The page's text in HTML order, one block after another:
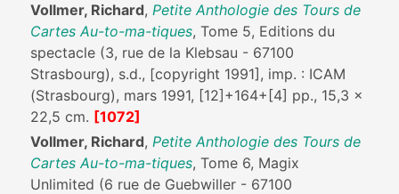
Vollmer, Richard, Petite Anthologie des Tours de
Cartes Au-to-ma-tiques, Tome 5, Editions du
spectacle (3, rue de la Klebsau - 67100
Strasbourg), s.d., [copyright 1991], imp. : ICAM
(Strasbourg), mars 1991, [12]+164+[4] pp., 15,3 x
22,5 cm. [1072]
Vollmer, Richard, Petite Anthologie des Tours de
Cartes Au-to-ma-tiques, Tome 6, Magix
Unlimited (6 rue de Guebwiller - 67100